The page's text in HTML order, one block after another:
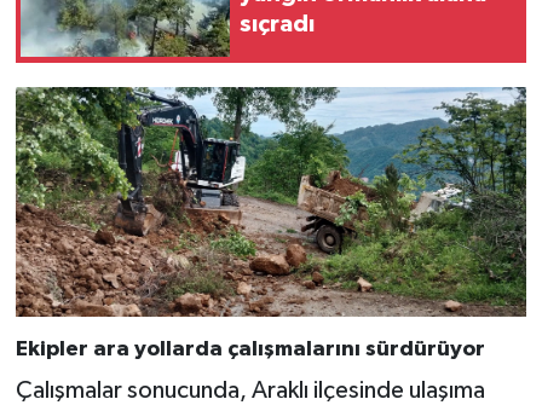
sıçradı
Ekipler ara yollarda çalışmalarını sürdürüyor
Çalışmalar sonucunda, Araklı ilçesinde ulaşıma